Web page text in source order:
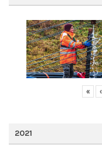
« ‹
2021